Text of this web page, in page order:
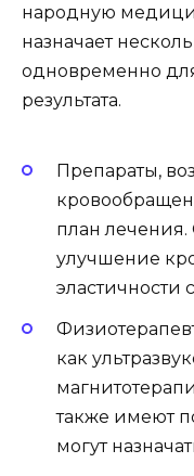
народную
назначает
одновременно
результата.
Препараты,
план
улучшение
эластичности
как
также имеют
могут